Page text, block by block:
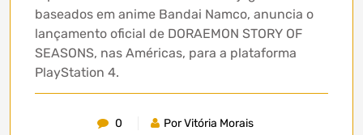
baseados em anime Bandai Namco, anuncia o
lançamento oficial de DORAEMON STORY OF
SEASONS, nas Américas, para a plataforma
PlayStation 4.
0
Por Vitória Morais